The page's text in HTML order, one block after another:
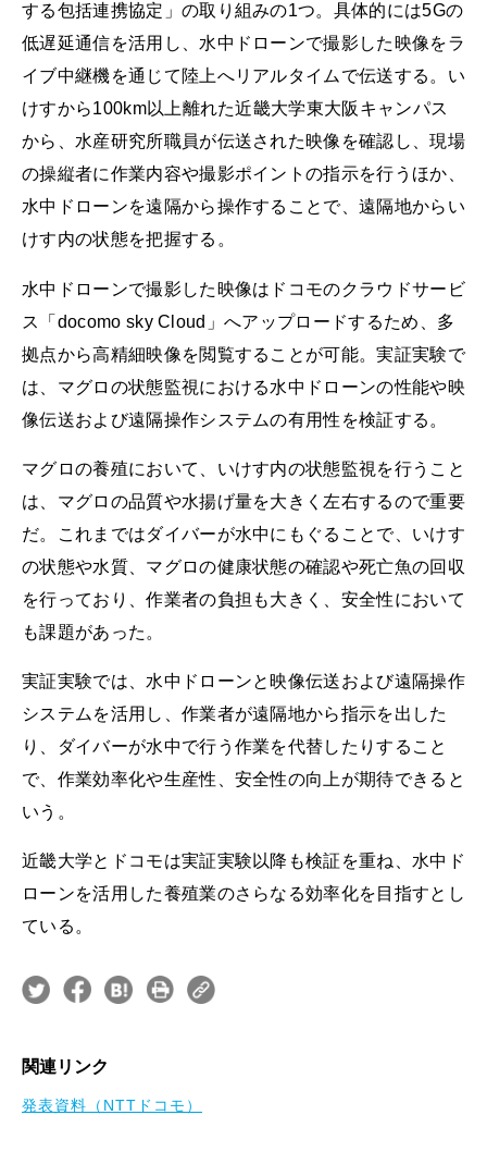
する包括連携協定」の取り組みの1つ。具体的には5Gの
低遅延通信を活用し、水中ドローンで撮影した映像をラ
イブ中継機を通じて陸上へリアルタイムで伝送する。い
けすから100km以上離れた近畿大学東大阪キャンパス
から、水産研究所職員が伝送された映像を確認し、現場
の操縦者に作業内容や撮影ポイントの指示を行うほか、
水中ドローンを遠隔から操作することで、遠隔地からい
けす内の状態を把握する。
水中ドローンで撮影した映像はドコモのクラウドサービ
ス「docomo sky Cloud」へアップロードするため、多
拠点から高精細映像を閲覧することが可能。実証実験で
は、マグロの状態監視における水中ドローンの性能や映
像伝送および遠隔操作システムの有用性を検証する。
マグロの養殖において、いけす内の状態監視を行うこと
は、マグロの品質や水揚げ量を大きく左右するので重要
だ。これまではダイバーが水中にもぐることで、いけす
の状態や水質、マグロの健康状態の確認や死亡魚の回収
を行っており、作業者の負担も大きく、安全性において
も課題があった。
実証実験では、水中ドローンと映像伝送および遠隔操作
システムを活用し、作業者が遠隔地から指示を出した
り、ダイバーが水中で行う作業を代替したりすること
で、作業効率化や生産性、安全性の向上が期待できると
いう。
近畿大学とドコモは実証実験以降も検証を重ね、水中ド
ローンを活用した養殖業のさらなる効率化を目指すとし
ている。
関連リンク
発表資料（NTTドコモ）